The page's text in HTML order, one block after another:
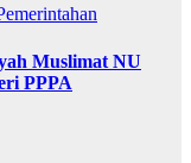
Muslimat NU
PPPA